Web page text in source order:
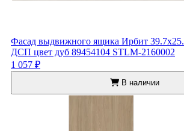
Фасад выдвижного ящика Ирбит
ДСП цвет дуб 89454104 STLM-2160002
1 057 ₽
В наличии